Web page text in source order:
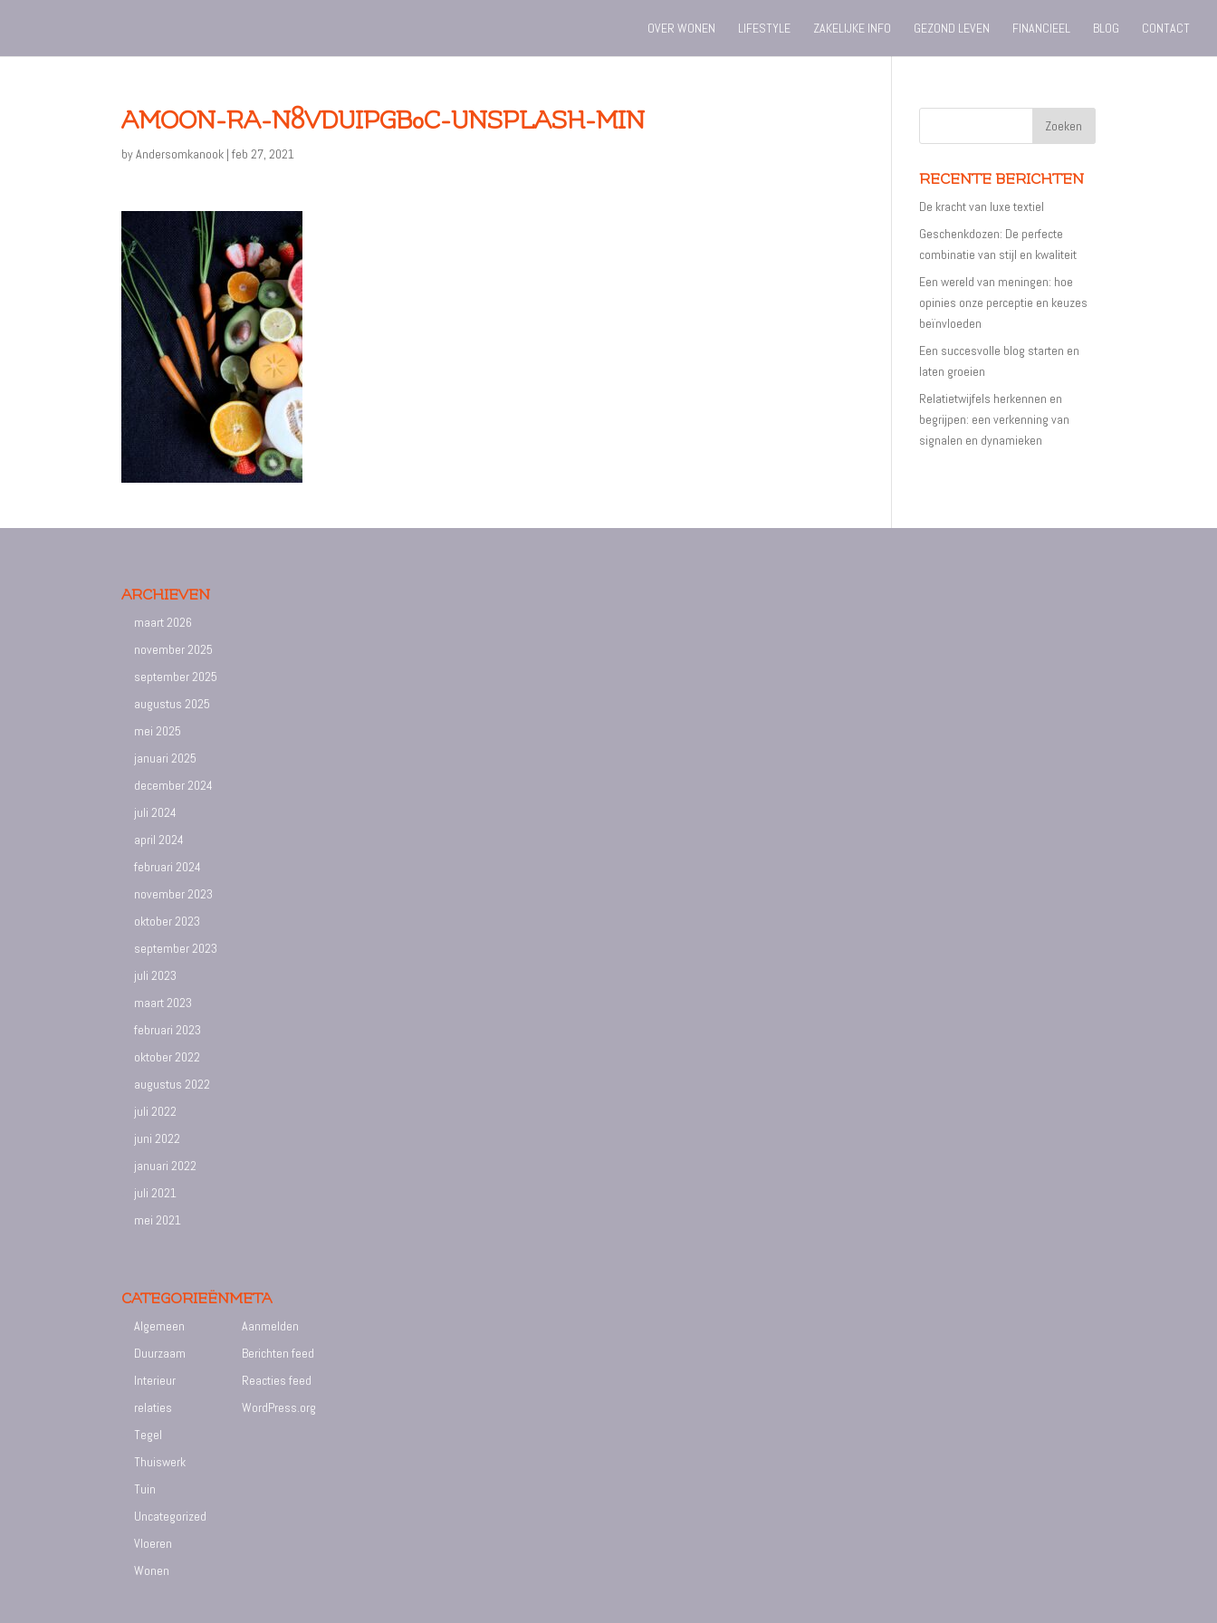
OVER WONEN LIFESTYLE ZAKELIJKE INFO GEZOND LEVEN FINANCIEEL BLOG CONTACT
AMOON-RA-N8VDUIPGB0C-UNSPLASH-MIN
byAndersomkanook |feb 27, 2021
RECENTE BERICHTEN
De kracht van luxe textiel
Geschenkdozen: De perfecte
combinatie van stijl en kwaliteit
Een wereld van meningen: hoe
opinies onze perceptie en keuzes
beïnvloeden
Een succesvolle blog starten en
laten groeien
Relatietwijfels herkennen en
begrijpen: een verkenning van
signalen en dynamieken
ARCHIEVEN
maart 2026
november 2025
september 2025
augustus 2025
mei 2025
januari 2025
december 2024
juli 2024
april 2024
februari 2024
november 2023
oktober 2023
september 2023
juli 2023
maart 2023
februari 2023
oktober 2022
augustus 2022
juli 2022
juni 2022
januari 2022
juli 2021
mei 2021
CATEGORIEËN
Algemeen
Duurzaam
Interieur
relaties
Tegel
Thuiswerk
Tuin
Uncategorized
Vloeren
Wonen
META
Aanmelden
Berichten feed
Reacties feed
WordPress.org